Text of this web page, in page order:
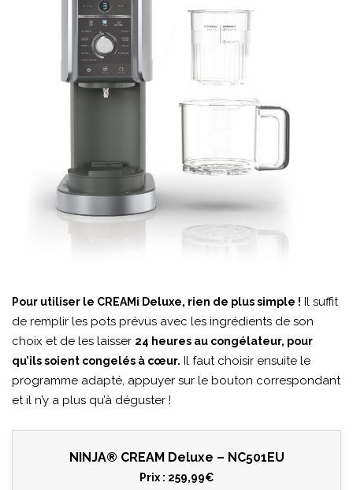
Pour utiliser le CREAMi Deluxe, rien de plus simple ! Il suffit
de remplir les pots prévus avec les ingrédients de son
choix et de les laisser 24 heures au congélateur, pour
qu’ils soient congelés à cœur. Il faut choisir ensuite le
programme adapté, appuyer sur le bouton correspondant
et il n’y a plus qu’à déguster !
NINJA® CREAM Deluxe – NC501EU
Prix : 259,99€